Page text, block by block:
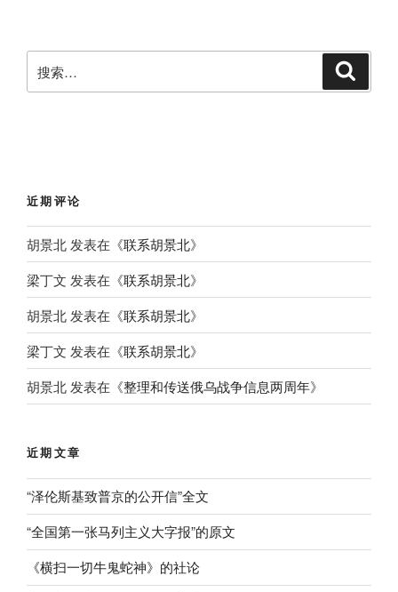
索
近期评论
胡景北 发表在《联系胡景北》
梁丁文 发表在《联系胡景北》
胡景北 发表在《联系胡景北》
梁丁文 发表在《联系胡景北》
胡景北 发表在《整理和传送俄乌战争信息两周年》
近期文章
“泽伦斯基致普京的公开信”全文
“全国第一张马列主义大字报”的原文
《横扫一切牛鬼蛇神》的社论